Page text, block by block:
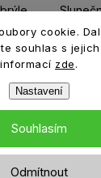
cookie.
souhlas s
informací zde.
Nastavení
Odmítnout
Souhlasím
a oční kapky
. Všechna